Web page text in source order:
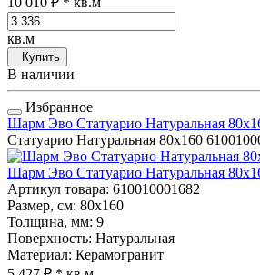
кв.м
Купить
В наличии
Избранное
Шарм Эво Статуарио Натуральная
Статуарио Натуральная 80x160
Шарм Эво Статуарио Натуральная
Артикул товара: 610010001682
Размер, см: 80x160
Толщина, мм: 9
Поверхность: Натуральная
Материал: Керамогранит